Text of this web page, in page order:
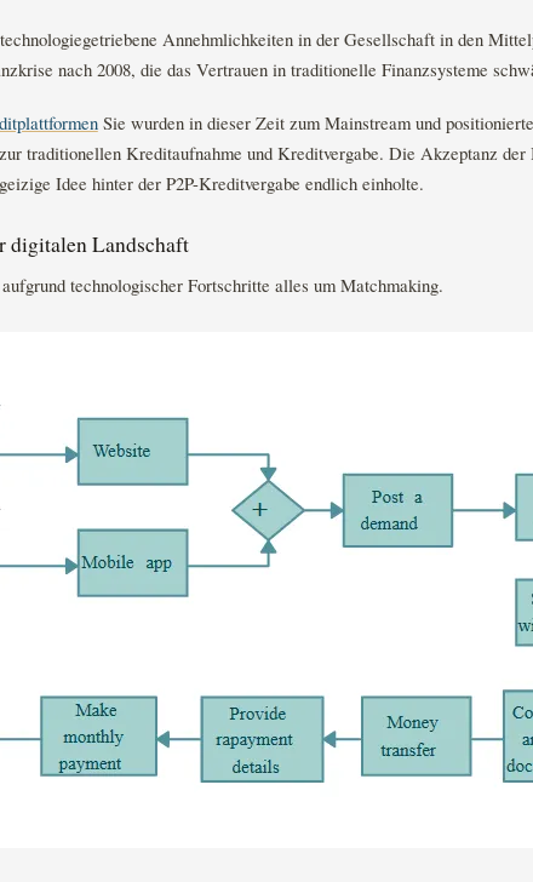
Annehmlichkeiten in der Gesellschaft in den
nach 2008, die das Vertrauen in traditionelle Finanzsysteme
Sie wurden in dieser Zeit zum Mainstream und
traditionellen Kreditaufnahme und Kreditvergabe. Die Akzeptanz der
Idee hinter der P2P-Kreditvergabe endlich einholte.
digitalen Landschaft
technologischer Fortschritte alles um Matchmaking.